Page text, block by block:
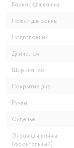
Каркас для ванны
Ножки для ванны
Подголовник
Длина, см
Ширина, см
Покрытие дна
Ручки
Сиденье
Экран для ванны
(фронтальный)